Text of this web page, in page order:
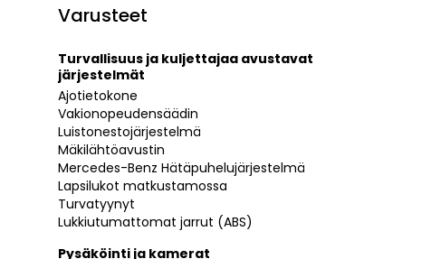
Varusteet
Turvallisuus ja kuljettajaa avustavat
järjestelmät
Ajotietokone
Vakionopeudensäädin
Luistonestojärjestelmä
Mäkilähtöavustin
Mercedes-Benz Hätäpuhelujärjestelmä
Lapsilukot matkustamossa
Turvatyynyt
Lukkiutumattomat jarrut (ABS)
Pysäköinti ja kamerat